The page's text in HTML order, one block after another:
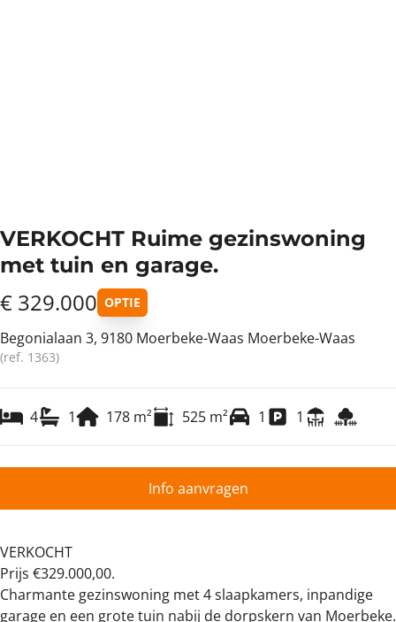
VERKOCHT Ruime gezinswoning
met tuin en garage.
€ 329.000 OPTIE
Begonialaan 3, 9180 Moerbeke-Waas Moerbeke-Waas
(ref. 1363)
4 1 178 m² 525 m² 1 1
Info aanvragen
VERKOCHT
Prijs €329.000,00.
Charmante gezinswoning met 4 slaapkamers, inpandige
garage en een grote tuin nabij de dorpskern van Moerbeke.